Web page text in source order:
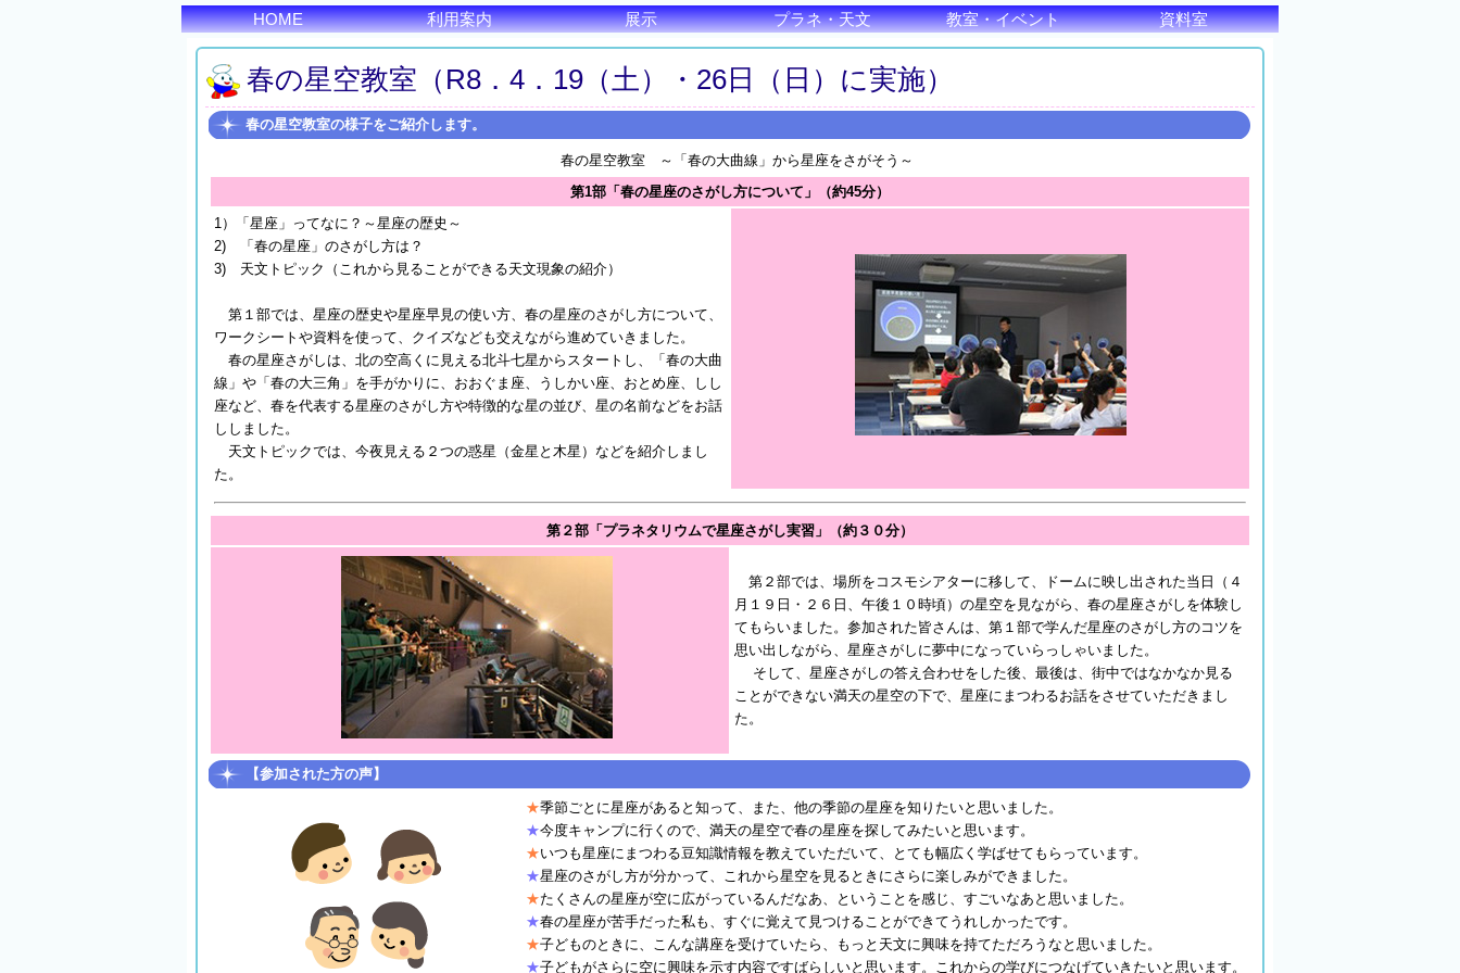
HOME 利用案内 展示 プラネ・天文 教室・イベント 資料室
春の星空教室（R8．4．19（土）・26日（日）に実施）
春の星空教室の様子をご紹介します。
春の星空教室 ～「春の大曲線」から星座をさがそう～
第1部「春の星座のさがし方について」（約45分）
1）「星座」ってなに？～星座の歴史～
2) 「春の星座」のさがし方は？
3) 天文トピック（これから見ることができる天文現象の紹介）
第１部では、星座の歴史や星座早見の使い方、春の星座のさがし方について、
ワークシートや資料を使って、クイズなども交えながら進めていきました。
春の星座さがしは、北の空高くに見える北斗七星からスタートし、「春の大曲
線」や「春の大三角」を手がかりに、おおぐま座、うしかい座、おとめ座、しし
座など、春を代表する星座のさがし方や特徴的な星の並び、星の名前などをお話
ししました。
天文トピックでは、今夜見える２つの惑星（金星と木星）などを紹介しまし
た。
第２部「プラネタリウムで星座さがし実習」（約３０分）
第２部では、場所をコスモシアターに移して、ドームに映し出された当日（４
月１９日・２６日、午後１０時頃）の星空を見ながら、春の星座さがしを体験し
てもらいました。参加された皆さんは、第１部で学んだ星座のさがし方のコツを
思い出しながら、星座さがしに夢中になっていらっしゃいました。
そして、星座さがしの答え合わせをした後、最後は、街中ではなかなか見る
ことができない満天の星空の下で、星座にまつわるお話をさせていただきまし
た。
【参加された方の声】
★季節ごとに星座があると知って、また、他の季節の星座を知りたいと思いました。
★今度キャンプに行くので、満天の星空で春の星座を探してみたいと思います。
★いつも星座にまつわる豆知識情報を教えていただいて、とても幅広く学ばせてもらっています。
★星座のさがし方が分かって、これから星空を見るときにさらに楽しみができました。
★たくさんの星座が空に広がっているんだなあ、ということを感じ、すごいなあと思いました。
★春の星座が苦手だった私も、すぐに覚えて見つけることができてうれしかったです。
★子どものときに、こんな講座を受けていたら、もっと天文に興味を持てただろうなと思いました。
★子どもがさらに空に興味を示す内容ですばらしいと思います。これからの学びにつなげていきたいと思います。